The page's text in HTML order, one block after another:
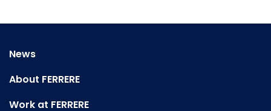
News
About FERRERE
Work at FERRERE